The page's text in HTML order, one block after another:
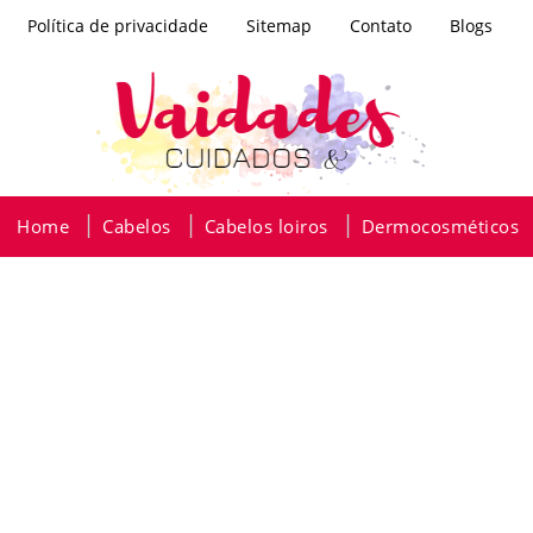
Política de privacidade Sitemap Contato Blogs
Home Cabelos Cabelos loiros Dermocosméticos